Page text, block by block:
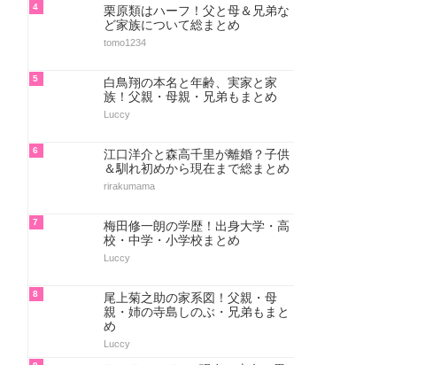
4
栗原類はハーフ！父と母＆兄弟な
ど家族について総まとめ
tomo1234
5
白鳥翔の本名と年齢、実家と家
族！父親・母親・兄弟もまとめ
Luccy
6
江口洋介と森高千里が離婚？子供
＆馴れ初めから現在まで総まとめ
rirakumama
7
梅田修一朗の学歴！出身大学・高
校・中学・小学校まとめ
Luccy
8
尾上菊之助の家系図！父親・母
親・姉の寺島しのぶ・兄弟もまと
め
Luccy